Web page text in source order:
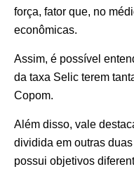
força, fator que, no
econômicas.
Assim, é possível
da taxa Selic terem
Copom.
Além disso, vale
dividida em outras
possui objetivos